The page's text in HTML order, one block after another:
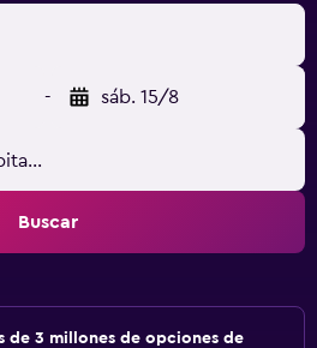
- sáb. 15/8
Buscar
de 3 millones de opciones de